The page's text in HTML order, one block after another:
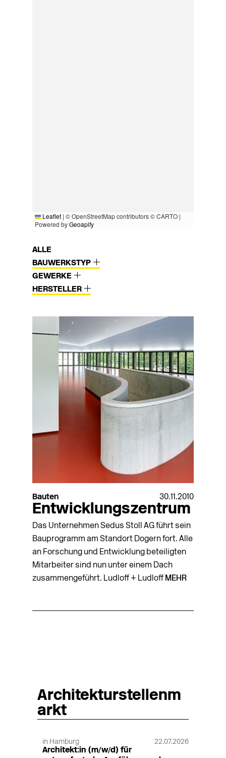
Leaflet | © OpenStreetMap contributors © CARTO |
Powered byGeoapify
ALLE
BAUWERKSTYP
GEWERKE
HERSTELLER
Bauten 30.11.2010
Entwicklungszentrum
Das Unternehmen Sedus Stoll AG führt sein
Bauprogramm am Standort Dogern fort. Alle
an Forschung und Entwicklung beteiligten
Mitarbeiter sind nun unter einem Dach
zusammengeführt. Ludloff + Ludloff MEHR
Architekturstellenm
arkt
in Hamburg 22.07.2026
Architekt:in (m/w/d) für